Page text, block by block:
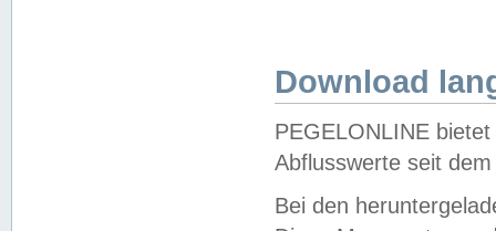
Download
PEGELONLINE
Abflusswerte seit
Bei den